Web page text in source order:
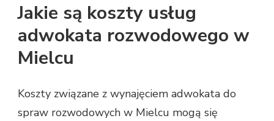
Jakie są koszty usług
adwokata rozwodowego w
Mielcu
Koszty związane z wynajęciem adwokata do
spraw rozwodowych w Mielcu mogą się